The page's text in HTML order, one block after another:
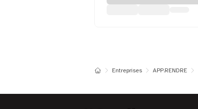
Entreprises APP.RENDRE